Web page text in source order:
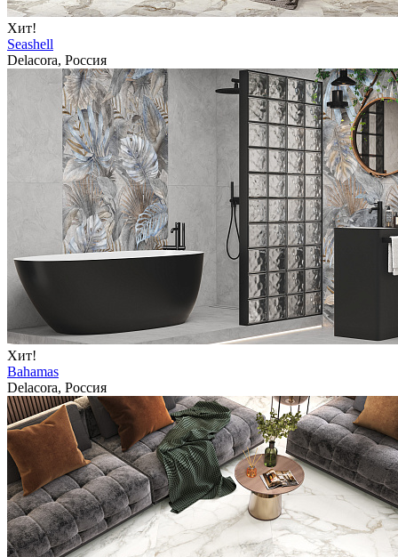
Хит!
Seashell
Delacora, Россия
Хит!
Bahamas
Delacora, Россия